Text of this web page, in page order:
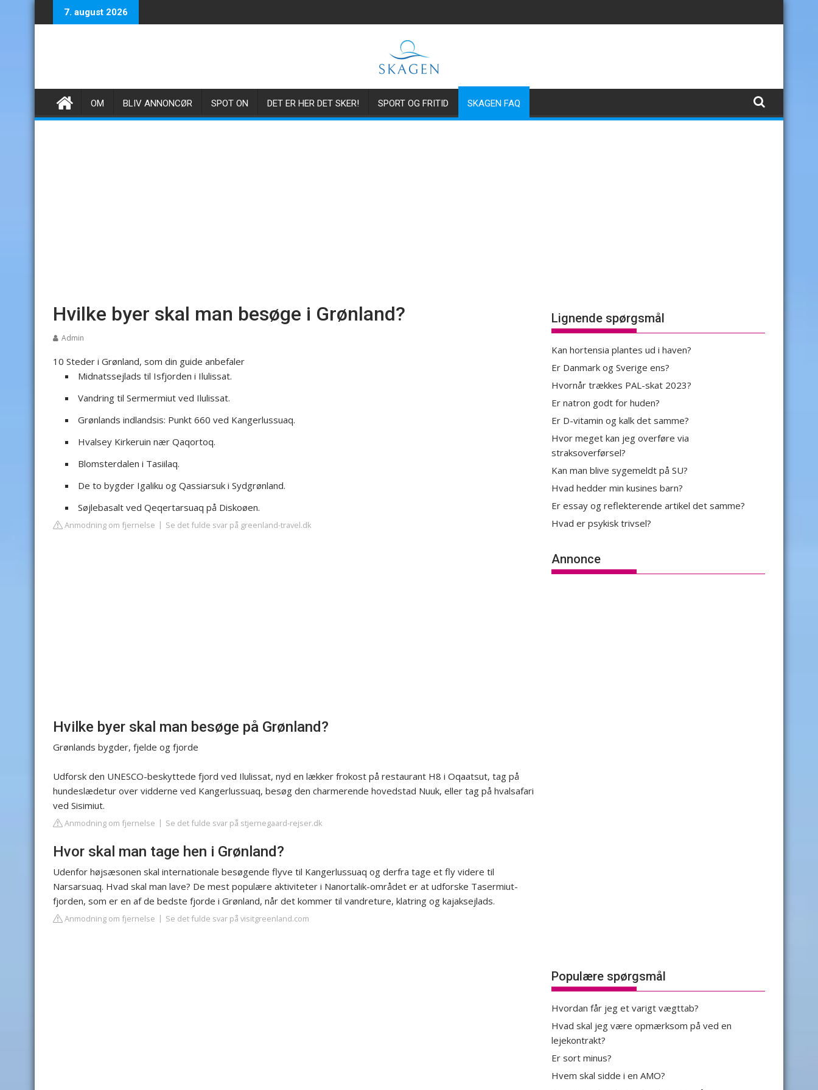
to
7. august 2026
OM BLIV ANNONCØR SPOT ON DET ER HER DET SKER! SPORT OG FRITID SKAGEN FAQ
Hvilke byer skal man besøge i Grønland?
Admin
10 Steder i Grønland, som din guide anbefaler
Midnatssejlads til Isfjorden i Ilulissat.
Vandring til Sermermiut ved Ilulissat.
Grønlands indlandsis: Punkt 660 ved Kangerlussuaq.
Hvalsey Kirkeruin nær Qaqortoq.
Blomsterdalen i Tasiilaq.
De to bygder Igaliku og Qassiarsuk i Sydgrønland.
Søjlebasalt ved Qeqertarsuaq på Diskoøen.
Anmodning om fjernelse Se det fulde svar på greenland-travel.dk
Hvilke byer skal man besøge på Grønland?
Grønlands bygder, fjelde og fjorde
Udforsk den UNESCO-beskyttede fjord ved Ilulissat, nyd en lækker frokost på restaurant H8 i Oqaatsut, tag på
hundeslædetur over vidderne ved Kangerlussuaq, besøg den charmerende hovedstad Nuuk, eller tag på hvalsafari
ved Sisimiut.
Anmodning om fjernelse Se det fulde svar på stjernegaard-rejser.dk
Hvor skal man tage hen i Grønland?
Udenfor højsæsonen skal internationale besøgende flyve til Kangerlussuaq og derfra tage et fly videre til
Narsarsuaq. Hvad skal man lave? De mest populære aktiviteter i Nanortalik-området er at udforske Tasermiut-
fjorden, som er en af de bedste fjorde i Grønland, når det kommer til vandreture, klatring og kajaksejlads.
Anmodning om fjernelse Se det fulde svar på visitgreenland.com
Lignende spørgsmål
Kan hortensia plantes ud i haven?
Er Danmark og Sverige ens?
Hvornår trækkes PAL-skat 2023?
Er natron godt for huden?
Er D-vitamin og kalk det samme?
Hvor meget kan jeg overføre via
straksoverførsel?
Kan man blive sygemeldt på SU?
Hvad hedder min kusines barn?
Er essay og reflekterende artikel det samme?
Hvad er psykisk trivsel?
Annonce
Populære spørgsmål
Hvordan får jeg et varigt vægttab?
Hvad skal jeg være opmærksom på ved en
lejekontrakt?
Er sort minus?
Hvem skal sidde i en AMO?